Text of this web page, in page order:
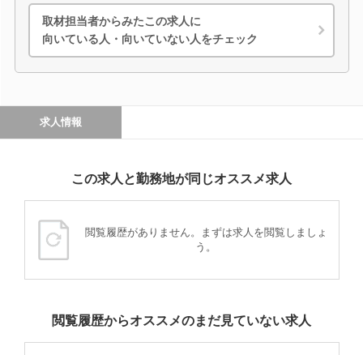
取材担当者からみたこの求人に
向いている人・向いていない人をチェック
求人情報
この求人と勤務地が同じオススメ求人
閲覧履歴がありません。まずは求人を閲覧しましょ
う。
閲覧履歴からオススメのまだ見ていない求人